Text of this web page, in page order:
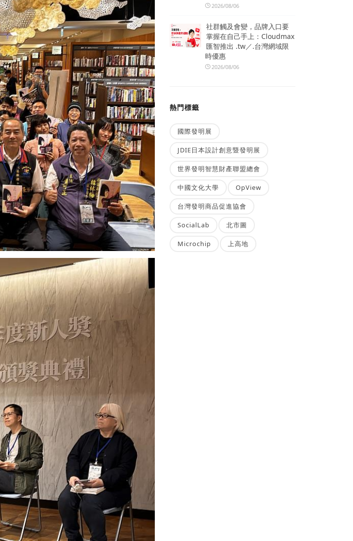
2026/08/06
社群觸及會變，品牌入口要
掌握在自己手上：Cloudmax
匯智推出 .tw／.台灣網域限
時優惠
2026/08/06
熱門標籤
國際發明展
JDIE日本設計創意暨發明展
世界發明智慧財產聯盟總會
中國文化大學 OpView
台灣發明商品促進協會
SocialLab 北市圖
Microchip 上高地